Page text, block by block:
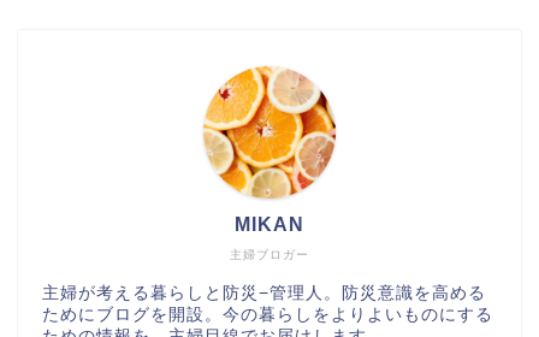
主婦ブロガー
MIKAN
主婦が考える暮らしと防災−管理人。防災意識を高める
ためにブログを開設。今の暮らしをよりよいものにする